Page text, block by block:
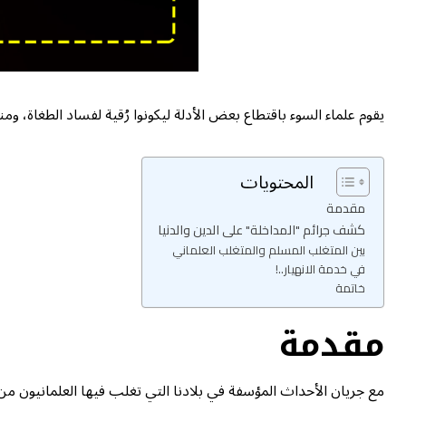
يقوم علماء السوء باقتطاع بعض الأدلة ليكونوا رُقية لفساد
المحتويات
مقدمة
كشف جرائم "المداخلة" على الدين والدنيا
بين المتغلب المسلم والمتغلب العلماني
في خدمة الانهيار..!
خاتمة
مقدمة
مع جريان الأحداث المؤسفة في بلادنا التي تغلب فيها العلمانيون